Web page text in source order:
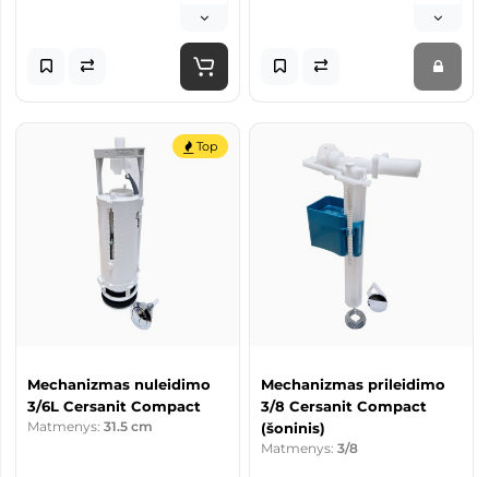
Top
Mechanizmas nuleidimo
3/6L Cersanit Compact
Matmenys: 31.5 cm
Mechanizmas prileidimo
3/8 Cersanit Compact
(šoninis)
Matmenys: 3/8